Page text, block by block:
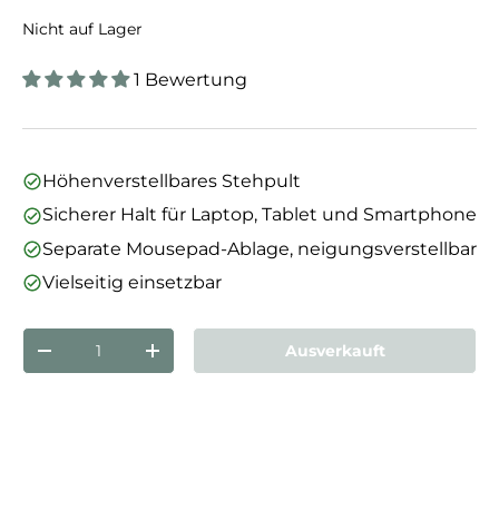
Nicht auf Lager
1 Bewertung
Höhenverstellbares Stehpult
Sicherer Halt für Laptop, Tablet und Smartphone
Separate Mousepad-Ablage, neigungsverstellbar
Vielseitig einsetzbar
Anzahl
Menge verringernMenge erhöhen Ausverkauft